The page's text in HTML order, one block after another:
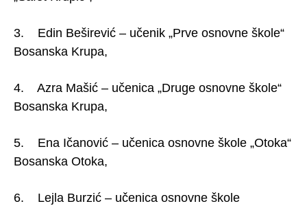
3. Edin Beširević – učenik „Prve osnovne škole“
Bosanska Krupa,
4. Azra Mašić – učenica „Druge osnovne škole“
Bosanska Krupa,
5. Ena Ičanović – učenica osnovne škole „Otoka“
Bosanska Otoka,
6. Lejla Burzić – učenica osnovne škole